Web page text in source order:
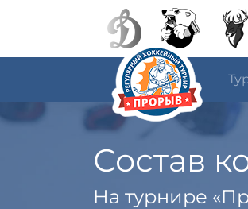
Состав
На турнире